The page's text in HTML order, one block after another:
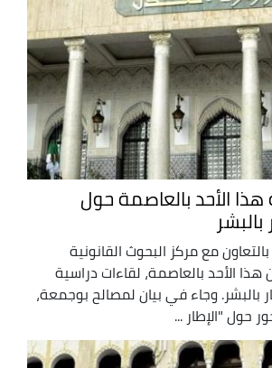
الأحد بالعاصمة حول
مع مركز البحوث القانونية
الأحد بالعاصمة، لقاءات دراسية
بالبشر. وجاء في بيان لمصالح بوجمعة،
حول "الإطار ...